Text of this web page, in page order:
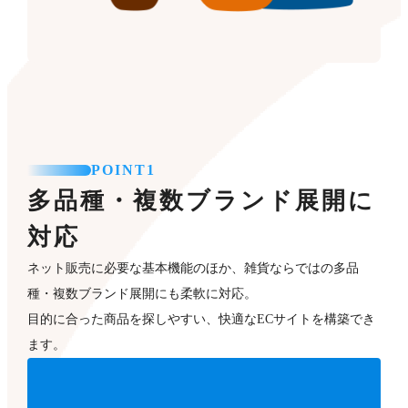
POINT1
多品種・複数ブランド展開に
対応
ネット販売に必要な基本機能のほか、雑貨ならではの多品
種・複数ブランド展開にも柔軟に対応。
目的に合った商品を探しやすい、快適なECサイトを構築でき
ます。